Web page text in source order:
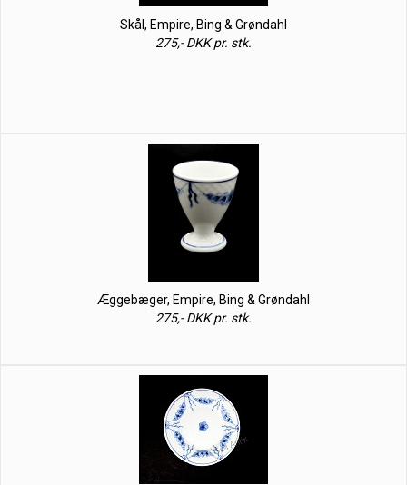
Skål, Empire, Bing & Grøndahl
275,- DKK pr. stk.
Æggebæger, Empire, Bing & Grøndahl
275,- DKK pr. stk.